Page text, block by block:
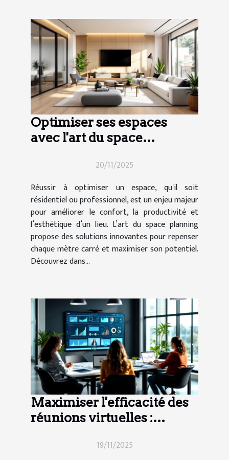
Optimiser ses espaces
avec l'art du space
20/11/2025
Réussir à optimiser un espace, qu'il soit
résidentiel ou professionnel, est un enjeu majeur
pour améliorer le confort, la productivité et
l’esthétique d’un lieu. L’art du space planning
propose des solutions innovantes pour repenser
chaque mètre carré et maximiser son potentiel.
Découvrez dans...
Maximiser l'efficacité des
réunions virtuelles :
19/11/2025